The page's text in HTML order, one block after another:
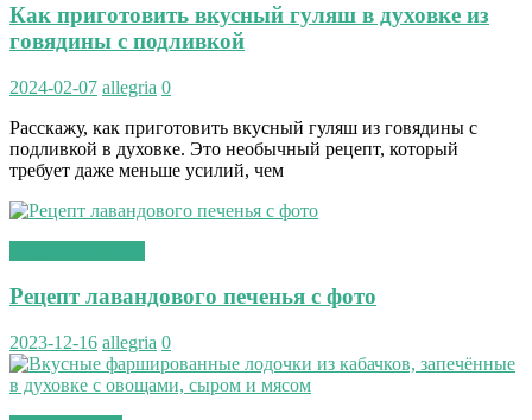
Как приготовить вкусный гуляш в духовке из
говядины с подливкой
2024-02-07 allegria 0
Расскажу, как приготовить вкусный гуляш из говядины с
подливкой в духовке. Это необычный рецепт, который
требует даже меньше усилий, чем
Рецепт лавандового печенья с фото
2023-12-16 allegria 0